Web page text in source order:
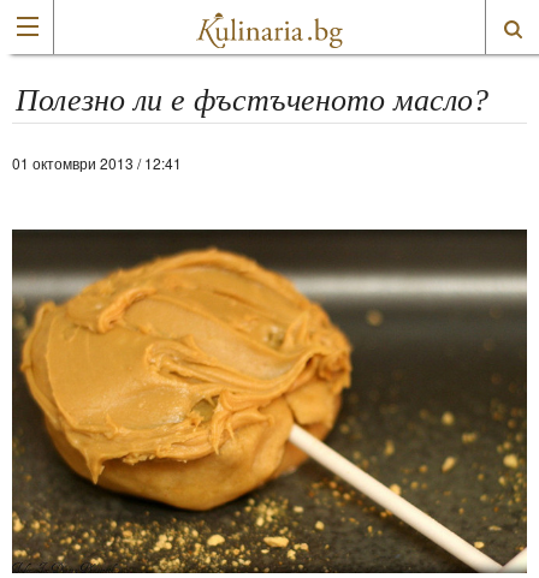
Полезно ли е фъстъченото масло?
01 октомври 2013 / 12:41